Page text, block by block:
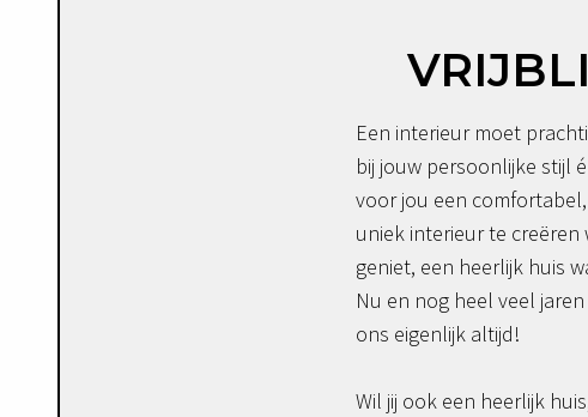
Een interieur moet
bij jouw persoonlijke stijl
voor jou een
uniek interieur te creëren
geniet, een heerlijk huis
Nu en nog heel veel
ons eigenlijk altijd!
Wil jij ook een heerlijk